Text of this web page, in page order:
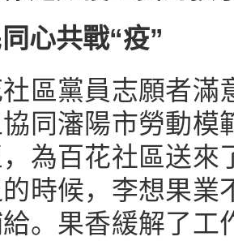
共戰“疫”
黨員志願者滿
同瀋陽市勞動模
為百花社區送來
時候，李想果業
。果香緩解了工